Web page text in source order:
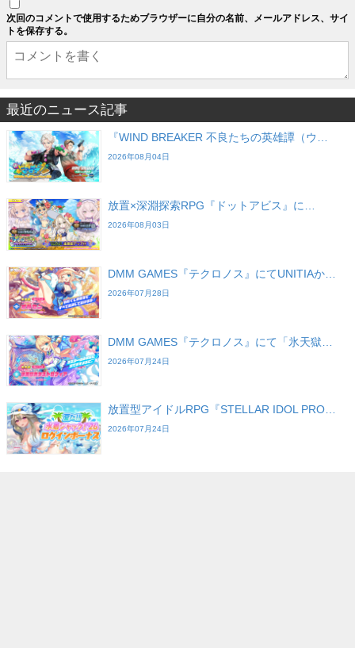
次回のコメントで使用するためブラウザーに自分の名前、メールアドレス、サイ
トを保存する。
最近のニュース記事
『WIND BREAKER 不良たちの英雄譚（ウ…
2026年08月04日
放置×深淵探索RPG『ドットアビス』に…
2026年08月03日
DMM GAMES『テクロノス』にてUNITIAか…
2026年07月28日
DMM GAMES『テクロノス』にて「氷天獄…
2026年07月24日
放置型アイドルRPG『STELLAR IDOL PRO…
2026年07月24日